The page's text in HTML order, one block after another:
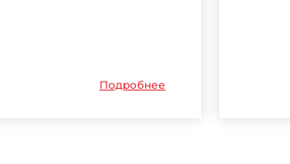
Подробнее